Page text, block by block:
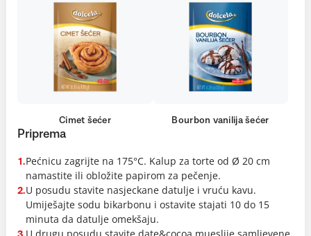
Cimet šećer Bourbon vanilija šećer
Priprema
1.Pećnicu zagrijte na 175°C. Kalup za torte od Ø 20 cm
namastite ili obložite papirom za pečenje.
2.U posudu stavite nasjeckane datulje i vruću kavu.
Umiješajte sodu bikarbonu i ostavite stajati 10 do 15
minuta da datulje omekšaju.